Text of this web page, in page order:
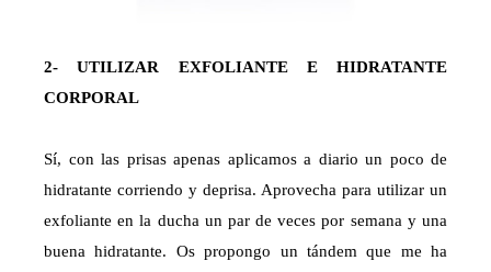
2- UTILIZAR EXFOLIANTE E HIDRATANTE
CORPORAL
Sí, con las prisas apenas aplicamos a diario un poco de
hidratante corriendo y deprisa. Aprovecha para utilizar un
exfoliante en la ducha un par de veces por semana y una
buena hidratante. Os propongo un tándem que me ha